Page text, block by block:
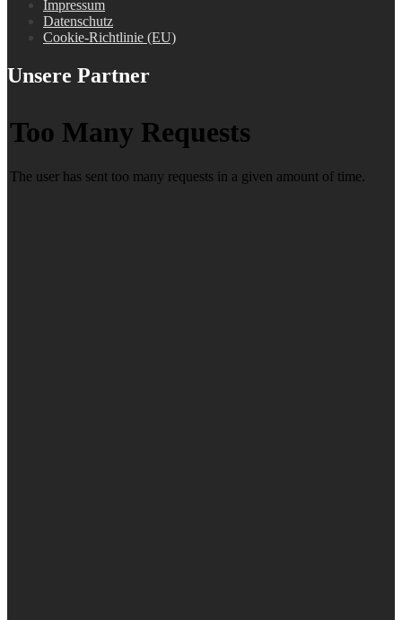
Impressum
Datenschutz
Cookie-Richtlinie (EU)
Unsere Partner